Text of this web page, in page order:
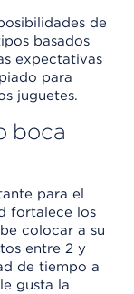
de
basados
expectativas
para
juguetes.
boca
para el
fortalece los
colocar a su
entre 2 y
de tiempo a
gusta la